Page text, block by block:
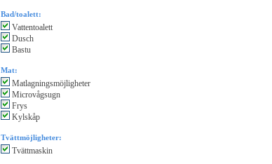
Bad/toalett:
Vattentoalett
Dusch
Bastu
Mat:
Matlagningsmöjligheter
Microvågsugn
Frys
Kylskåp
Tvättmöjligheter:
Tvättmaskin